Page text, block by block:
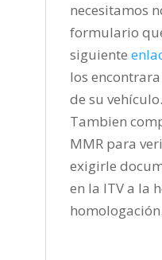
necesitamos
formulario
siguiente
los
de su vehículo.
Tambien
MMR para
exigirle
en la ITV a la
homologación.